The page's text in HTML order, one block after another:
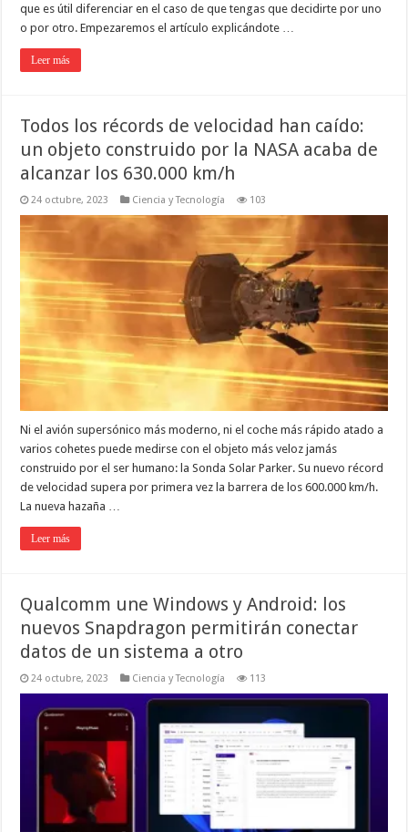
que es útil diferenciar en el caso de que tengas que decidirte por uno
o por otro. Empezaremos el artículo explicándote …
Leer más
Todos los récords de velocidad han caído:
un objeto construido por la NASA acaba de
alcanzar los 630.000 km/h
24 octubre, 2023 Ciencia y Tecnología 103
Ni el avión supersónico más moderno, ni el coche más rápido atado a
varios cohetes puede medirse con el objeto más veloz jamás
construido por el ser humano: la Sonda Solar Parker. Su nuevo récord
de velocidad supera por primera vez la barrera de los 600.000 km/h.
La nueva hazaña …
Leer más
Qualcomm une Windows y Android: los
nuevos Snapdragon permitirán conectar
datos de un sistema a otro
24 octubre, 2023 Ciencia y Tecnología 113